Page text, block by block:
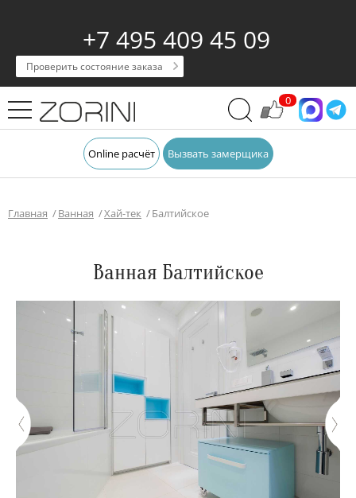
+7 495 409 45 09
Проверить состояние заказа
0
Online расчёт Вызвать замерщика
Главная Ванная Хай-тек Балтийское
Ванная Балтийское